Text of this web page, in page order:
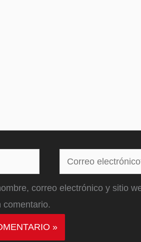
Correo
electrónico*
correo electrónico y sitio
comentario.